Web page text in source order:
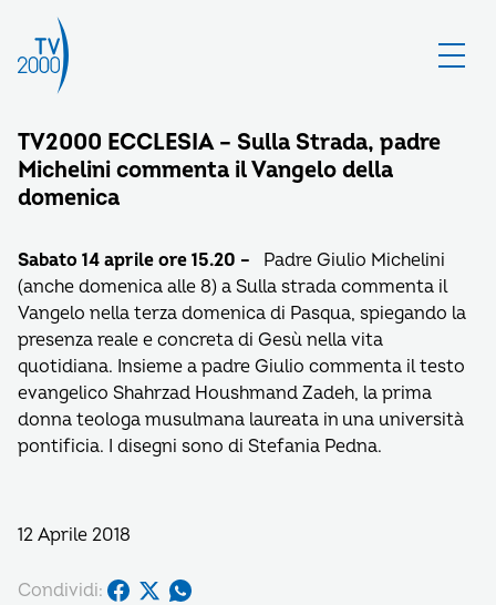
TV2000 ECCLESIA – Sulla Strada, padre
Michelini commenta il Vangelo della
domenica
Sabato 14 aprile ore 15.20 –
Padre Giulio Michelini
(anche domenica alle 8) a Sulla strada commenta il
Vangelo nella terza domenica di Pasqua, spiegando la
presenza reale e concreta di Gesù nella vita
quotidiana. Insieme a padre Giulio commenta il testo
evangelico Shahrzad Houshmand Zadeh, la prima
donna teologa musulmana laureata in una università
pontificia. I disegni sono di Stefania Pedna.
12 Aprile 2018
Condividi: